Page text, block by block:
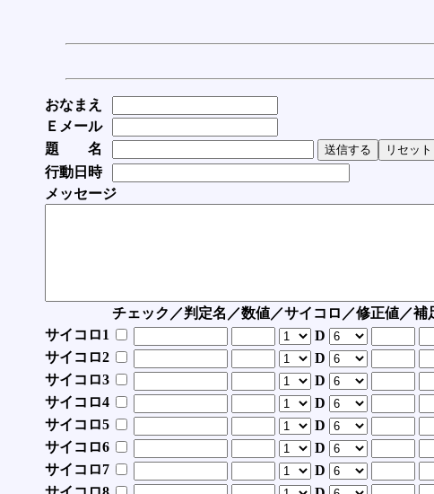
おなまえ
Ｅメール
題 名
行動日時
メッセージ
チェック／判定名／数値／サイコロ／修正値／補
サイコロ1
D
サイコロ2
D
サイコロ3
D
サイコロ4
D
サイコロ5
D
サイコロ6
D
サイコロ7
D